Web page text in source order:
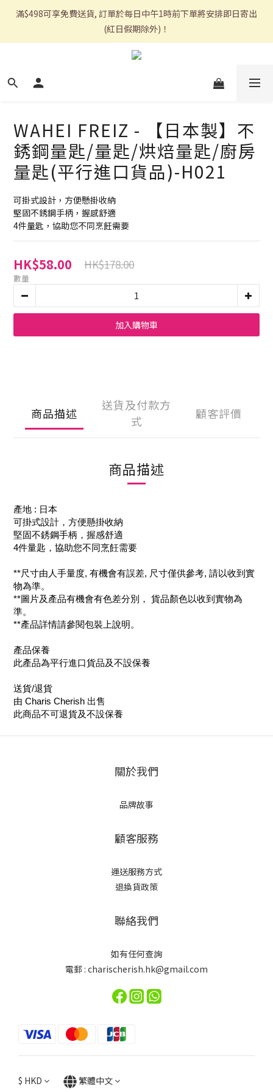
滿$498可享免費送貨, 訂單於每日中午1時前下單將安排即日寄出
(紅日假期除外)！
WAHEI FREIZ - 【日本製】不
銹鋼量匙/量匙/烘焙量匙/廚房
量匙(平行進口貨品)-H021
可掛式設計，方便懸掛收納
堅固不銹鋼手柄，握感舒適
4件量匙，協助您不同烹飪需要
HK$58.00 HK$178.00
數量
加入購物車
商品描述
送貨及付款方
式
顧客評價
商品描述
產地 : 日本
可掛式設計，方便懸掛收納
堅固不銹鋼手柄，握感舒適
4件量匙，協助您不同烹飪需要
**尺寸由人手量度, 有機會有誤差, 尺寸僅供參考, 請以收到實
物為準。
**圖片及產品有機會有色差分別， 貨品顏色以收到實物為
準。
**產品詳情請參閱包裝上說明。
產品保養
此產品為平行進口貨品及不設保養
送貨/退貨
由 Charis Cherish 出售
此商品不可退貨及不設保養
關於我們
品牌故事
顧客服務
運送服務方式
退換貨政策
聯絡我們
如有任何查詢
電郵 : charischerish.hk@gmail.com
$ HKD 繁體中文